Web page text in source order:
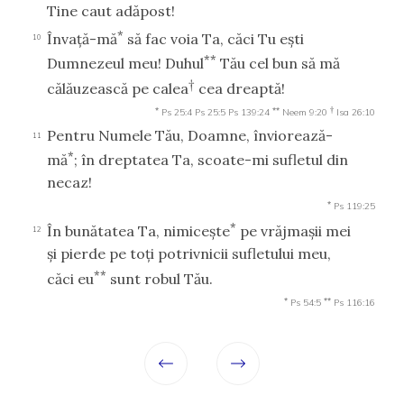
Tine caut adăpost!
10 Învaţă-mă* să fac voia Ta, căci Tu eşti
Dumnezeul meu! Duhul** Tău cel bun să mă
călăuzească pe calea† cea dreaptă!
* Ps 25:4 Ps 25:5 Ps 139:24 ** Neem 9:20 † Isa 26:10
11
Pentru Numele Tău, Doamne, înviorează-
mă*; în dreptatea Ta, scoate-mi sufletul din
necaz!
* Ps 119:25
12 În bunătatea Ta, nimiceşte* pe vrăjmaşii mei
şi pierde pe toţi potrivnicii sufletului meu,
căci eu** sunt robul Tău.
* Ps 54:5 ** Ps 116:16